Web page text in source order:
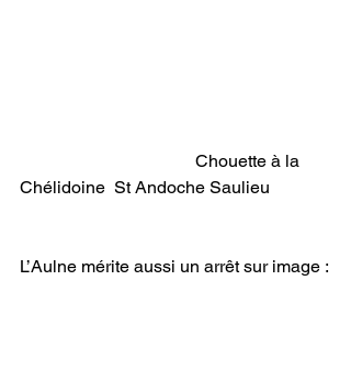
Chélidoine  St Andoche Saulieu